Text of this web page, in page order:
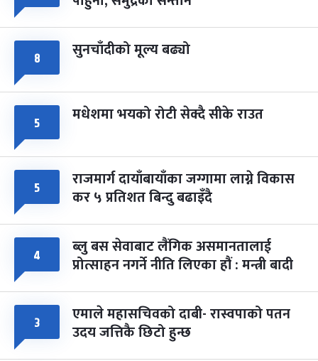
सोम चैत्र ८, २०८३-Mar 22, 2027
८ सुनचाँदीको मूल्य बढ्यो
५ मधेशमा भयको रोटी सेक्दै सीके राउत
५ राजमार्ग दायाँबायाँका जग्गामा लाग्ने विकास
कर ५ प्रतिशत बिन्दु बढाइँदै
४ ब्लु बस सेवाबाट लैंगिक असमानतालाई
प्रोत्साहन नगर्ने नीति लिएका हौं : मन्त्री बादी
३ एमाले महासचिवको दाबी- रास्वपाको पतन
उदय जत्तिकै छिटो हुन्छ